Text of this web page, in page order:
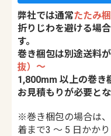
弊社では通常たたみ
折りじわを避ける場
す。
巻き梱包は別途送料が
抜）〜
1,800mm 以上の巻き
お見積もりが必要とな
※巻き梱包の場合は
着まで3 ～ 5 日かかり